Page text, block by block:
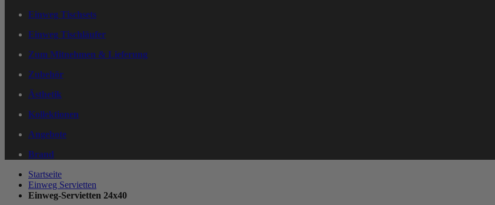
Einweg Tischsets
Einweg Tischläufer
Zum Mitnehmen & Lieferung
Zubehör
Ästhetik
Kollektionen
Angebote
Brand
Startseite
Einweg Servietten
Einweg-Servietten 24x40